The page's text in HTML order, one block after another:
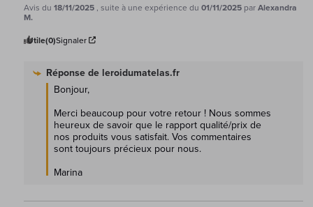
Avis du 18/11/2025 , suite à une expérience du 01/11/2025 parAlexandra
M.
Utile(0)Signaler
Réponse de leroidumatelas.fr
Bonjour,
Merci beaucoup pour votre retour ! Nous sommes
heureux de savoir que le rapport qualité/prix de
nos produits vous satisfait. Vos commentaires
sont toujours précieux pour nous.
Marina